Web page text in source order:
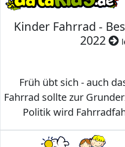
Kinder Fahrrad -
2022
Früh übt sich - auch
Fahrrad sollte zur
Politik wird